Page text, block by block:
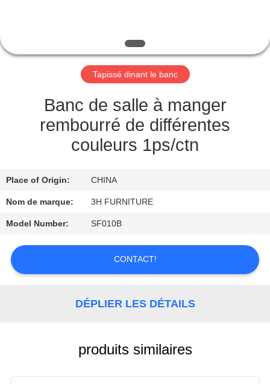
DE
CONTACT
UNE
CITATION
DU
SITE
Tapissé dinant le banc
Banc de salle à manger
rembourré de différentes
couleurs 1ps/ctn
Place of Origin: CHINA
Nom de marque: 3H FURNITURE
Model Number: SF010B
CONTACT!
DÉPLIER LES DÉTAILS
produits similaires